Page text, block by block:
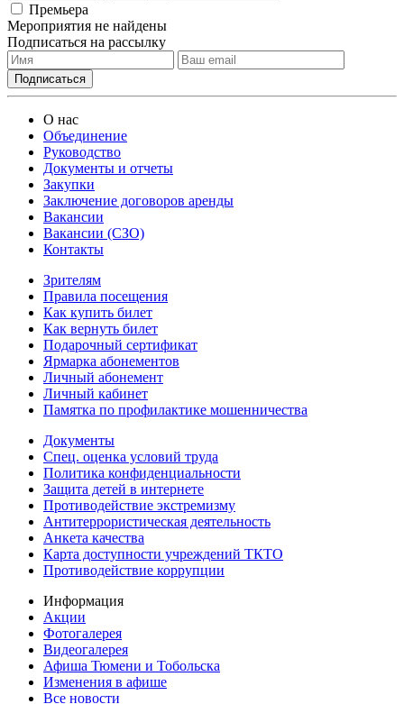
Премьера
Мероприятия не найдены
Подписаться на рассылку
О нас
Объединение
Руководство
Документы и отчеты
Закупки
Заключение договоров аренды
Вакансии
Вакансии (СЗО)
Контакты
Зрителям
Правила посещения
Как купить билет
Как вернуть билет
Подарочный сертификат
Ярмарка абонементов
Личный абонемент
Личный кабинет
Памятка по профилактике мошенничества
Документы
Спец. оценка условий труда
Политика конфиденциальности
Защита детей в интернете
Противодействие экстремизму
Антитеррористическая деятельность
Анкета качества
Карта доступности учреждений ТКТО
Противодействие коррупции
Информация
Акции
Фотогалерея
Видеогалерея
Афиша Тюмени и Тобольска
Изменения в афише
Все новости